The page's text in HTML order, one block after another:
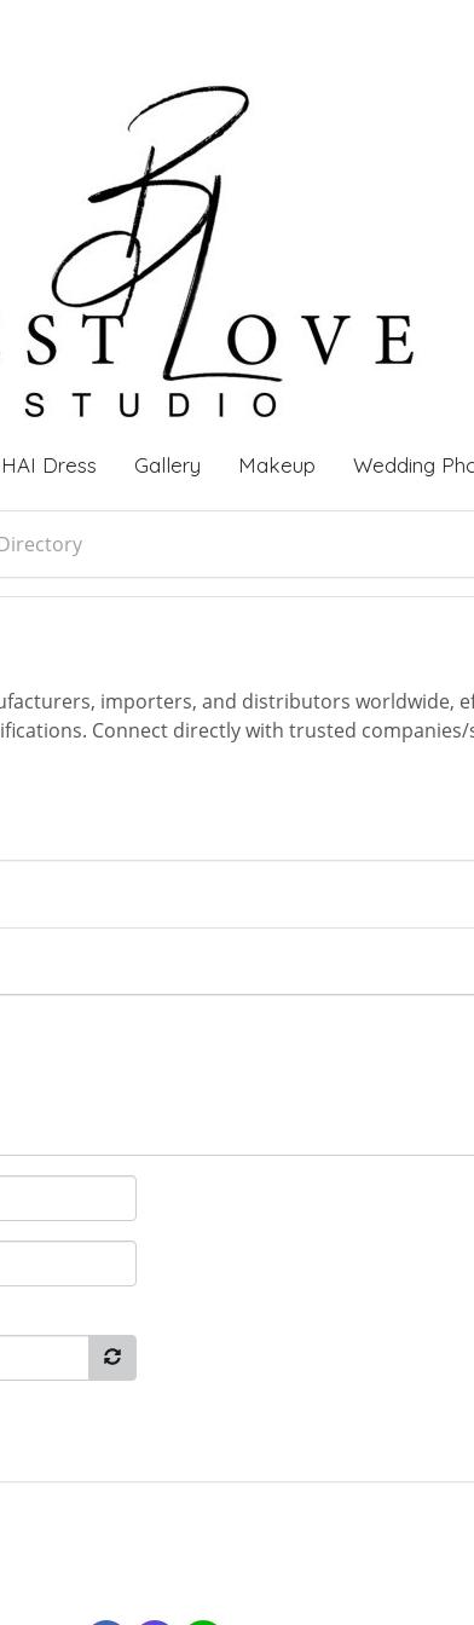
Dress Gallery Makeup Wedding
importers, and distributors worldwide,
Connect directly with trusted